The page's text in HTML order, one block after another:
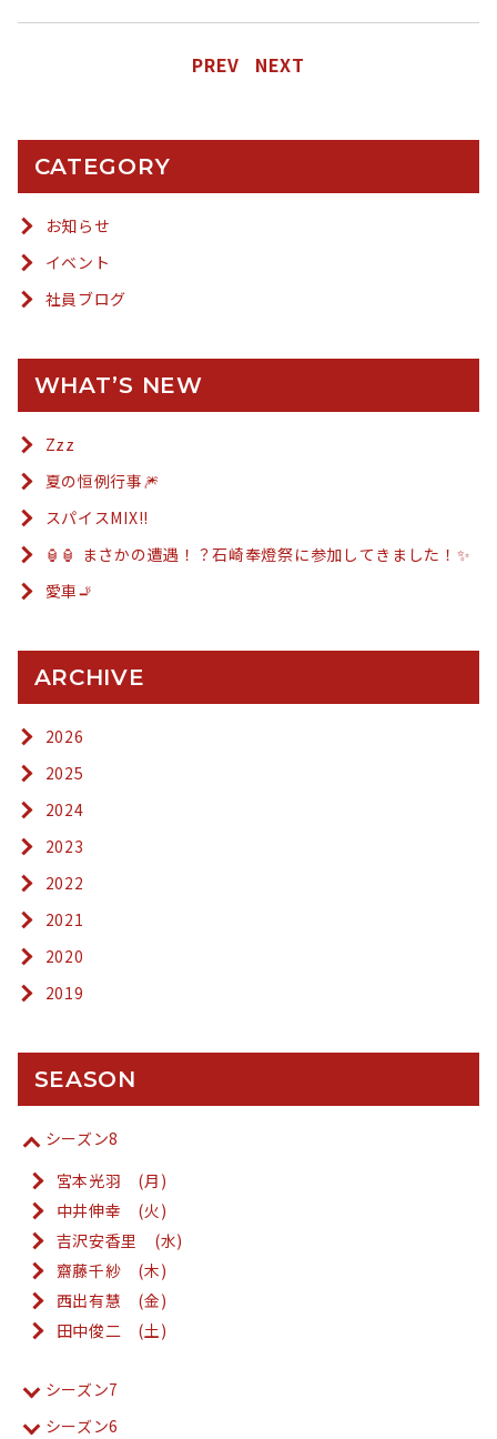
PREV NEXT
CATEGORY
お知らせ
イベント
社員ブログ
WHAT’S NEW
Zzz
夏の恒例行事🎆
スパイスMIX!!
🏮🏮 まさかの遭遇！？石崎奉燈祭に参加してきました！✨
愛車🚬
ARCHIVE
2026
2025
2024
2023
2022
2021
2020
2019
SEASON
シーズン8
宮本光羽 (月)
中井伸幸 (火)
吉沢安香里 (水)
齋藤千紗 (木)
西出有慧 (金)
田中俊二 (土)
シーズン7
シーズン6